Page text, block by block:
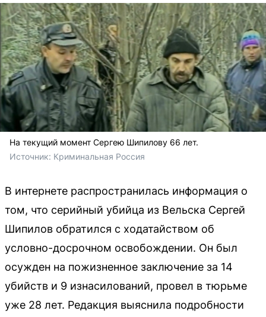
На текущий момент Сергею Шипилову 66 лет.
Источник: Криминальная Россия
В интернете распространилась информация о
том, что серийный убийца из Вельска Сергей
Шипилов обратился с ходатайством об
условно-досрочном освобождении. Он был
осужден на пожизненное заключение за 14
убийств и 9 изнасилований, провел в тюрьме
уже 28 лет. Редакция выяснила подробности